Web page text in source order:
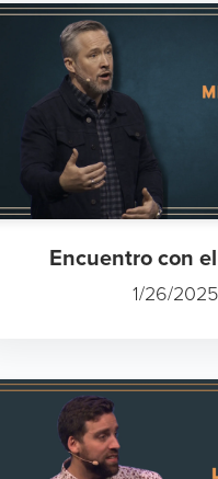
Encuentro con
1/26/2025